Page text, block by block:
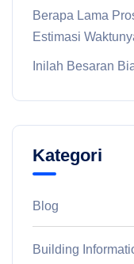
Berapa Lama
Estimasi
Inilah Besaran
Kategori
Blog
Building